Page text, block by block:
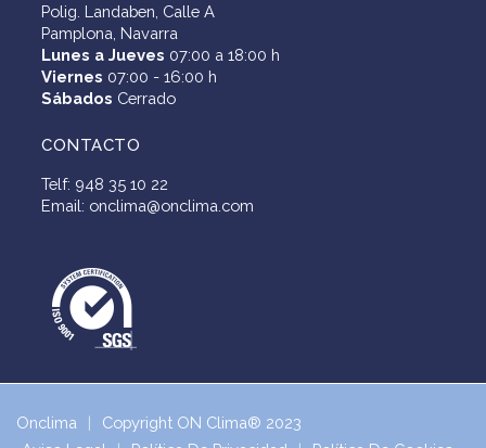
Polig. Landaben, Calle A
Pamplona, Navarra
Lunes a Jueves 07:00 a 18:00 h
Viernes 07:00 - 16:00 h
Sábados Cerrado
CONTACTO
Telf: 948 35 10 22
Email: onclima@onclima.com
Onclima
Copyright ON Clima® 2023